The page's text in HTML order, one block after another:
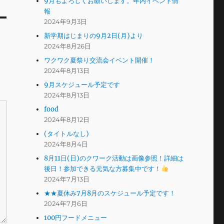
報
2024年9月3日
新学期はじまりの9月2日(月)より
2024年8月26日
ワクワク夏祭り交流会イベント開催！
2024年8月13日
9月スケジュール予定です
2024年8月13日
food
2024年8月12日
(タイトルなし)
2024年8月4日
8月11日(日)のクワーク活動は画像参照！詳細は
後日！参加できる元気な方募集中です！
2024年7月13日
★★夏休み7月8月のスケジュール予定です！
2024年7月6日
100円フードメニュー